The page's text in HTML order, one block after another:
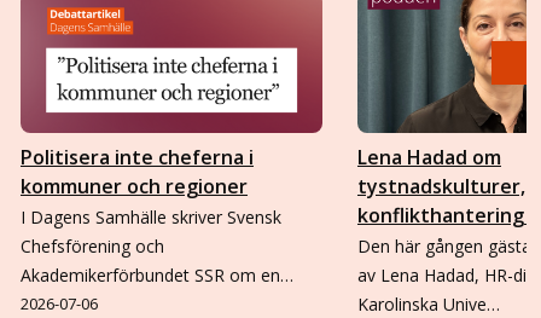
Politisera inte cheferna i
kommuner och regioner
I Dagens Samhälle skriver Svensk
Chefsförening och
Akademikerförbundet SSR om en…
2026-07-06
Lena Hadad om
tystnadskulturer,
konflikthantering
Den här gången
av Lena Hadad, HR-
Karolinska Unive…